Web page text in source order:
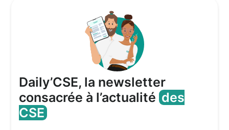
Daily’CSE, la newsletter
consacrée à l’actualitédes
CSE